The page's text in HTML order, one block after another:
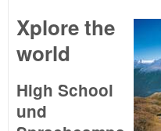
Xplore the
world
High School
und